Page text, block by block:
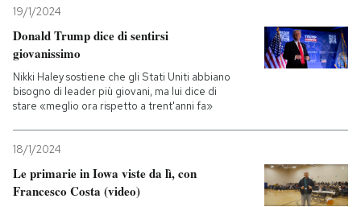
19/1/2024
Donald Trump dice di sentirsi
giovanissimo
Nikki Haley sostiene che gli Stati Uniti abbiano
bisogno di leader più giovani, ma lui dice di
stare «meglio ora rispetto a trent'anni fa»
18/1/2024
Le primarie in Iowa viste da lì, con
Francesco Costa (video)